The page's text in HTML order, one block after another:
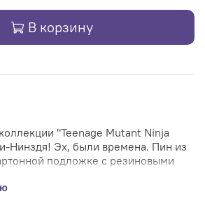
В корзину
"Teenage Mutant Ninja
Нинздя! Эх, были времена. Пин из
подложке с резиновыми
уровне.